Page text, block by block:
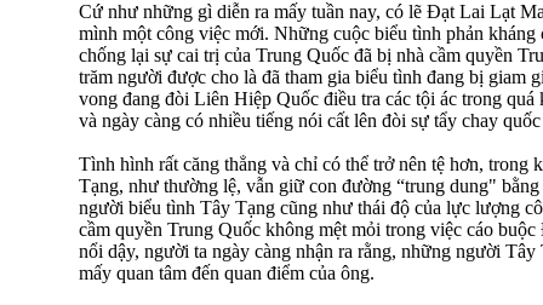
Cứ như những gì diễn ra mấy tuần nay, có lẽ Đạt Lai Lạt
mình một công việc mới. Những cuộc biểu tình phản
chống lại sự cai trị của Trung Quốc đã bị nhà cầm quyền
trăm người được cho là đã tham gia biểu tình đang bị giam
vong đang đòi Liên Hiệp Quốc điều tra các tội ác trong
và ngày càng có nhiều tiếng nói cất lên đòi sự tẩy chay
Tình hình rất căng thẳng và chỉ có thể trở nên tệ hơn, trong
Tạng, như thường lệ, vẫn giữ con đường “trung dung"
người biểu tình Tây Tạng cũng như thái độ của lực lượng
cầm quyền Trung Quốc không mệt mỏi trong việc cáo
nổi dậy, người ta ngày càng nhận ra rằng, những người Tây
mấy quan tâm đến quan điểm của ông.